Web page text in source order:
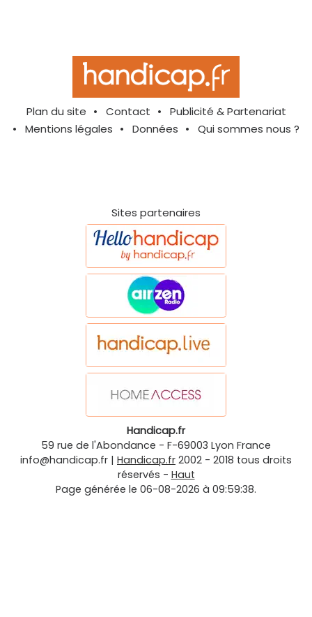
Plan du site Contact
Publicité & Partenariat
Mentions légales
Données Qui sommes nous ?
Sites partenaires
Handicap.fr
59 rue de l'Abondance - F-69003 Lyon France
info@handicap.fr | Handicap.fr 2002 - 2018 tous droits
réservés - Haut
Page générée le 06-08-2026 à 09:59:38.